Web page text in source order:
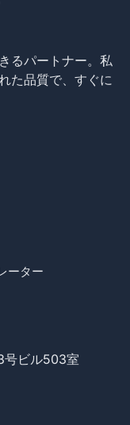
るパートナー。私
た品質で、すぐに
ーター
号ビル503室